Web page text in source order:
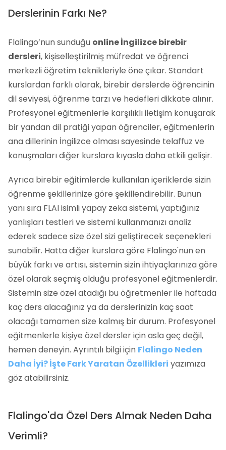
Derslerinin Farkı Ne?
Flalingo’nun sunduğu online İngilizce birebir
dersleri, kişiselleştirilmiş müfredat ve öğrenci
merkezli öğretim teknikleriyle öne çıkar. Standart
kurslardan farklı olarak, birebir derslerde öğrencinin
dil seviyesi, öğrenme tarzı ve hedefleri dikkate alınır.
Profesyonel eğitmenlerle karşılıklı iletişim konuşarak
bir yandan dil pratiği yapan öğrenciler, eğitmenlerin
ana dillerinin İngilizce olması sayesinde telaffuz ve
konuşmaları diğer kurslara kıyasla daha etkili gelişir.
Ayrıca birebir eğitimlerde kullanılan içeriklerde sizin
öğrenme şekillerinize göre şekillendirebilir. Bunun
yanı sıra FLAI isimli yapay zeka sistemi, yaptığınız
yanlışları testleri ve sistemi kullanmanızı analiz
ederek sadece size özel sizi geliştirecek seçenekleri
sunabilir. Hatta diğer kurslara göre Flalingo'nun en
büyük farkı ve artısı, sistemin sizin ihtiyaçlarınıza göre
özel olarak seçmiş olduğu profesyonel eğitmenlerdir.
Sistemin size özel atadığı bu öğretmenler ile haftada
kaç ders alacağınız ya da derslerinizin kaç saat
olacağı tamamen size kalmış bir durum. Profesyonel
eğitmenlerle kişiye özel dersler için asla geç değil,
hemen deneyin. Ayrıntılı bilgi için Flalingo Neden
Daha İyi? İşte Fark Yaratan Özellikleri yazımıza
göz atabilirsiniz.
Flalingo'da Özel Ders Almak Neden Daha
Verimli?